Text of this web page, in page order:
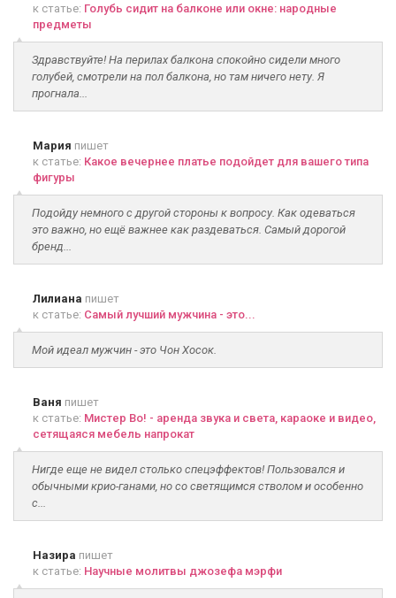
к статье: Голубь сидит на балконе или окне: народные
предметы
Здравствуйте! На перилах балкона спокойно сидели много
голубей, смотрели на пол балкона, но там ничего нету. Я
прогнала...
Мария пишет
к статье: Какое вечернее платье подойдет для вашего типа
фигуры
Подойду немного с другой стороны к вопросу. Как одеваться
это важно, но ещё важнее как раздеваться. Самый дорогой
бренд...
Лилиана пишет
к статье: Самый лучший мужчина - это...
Мой идеал мужчин - это Чон Хосок.
Ваня пишет
к статье: Мистер Во! - аренда звука и света, караоке и видео,
сетящаяся мебель напрокат
Нигде еще не видел столько спецэффектов! Пользовался и
обычными крио-ганами, но со светящимся стволом и особенно
с...
Назира пишет
к статье: Научные молитвы джозефа мэрфи